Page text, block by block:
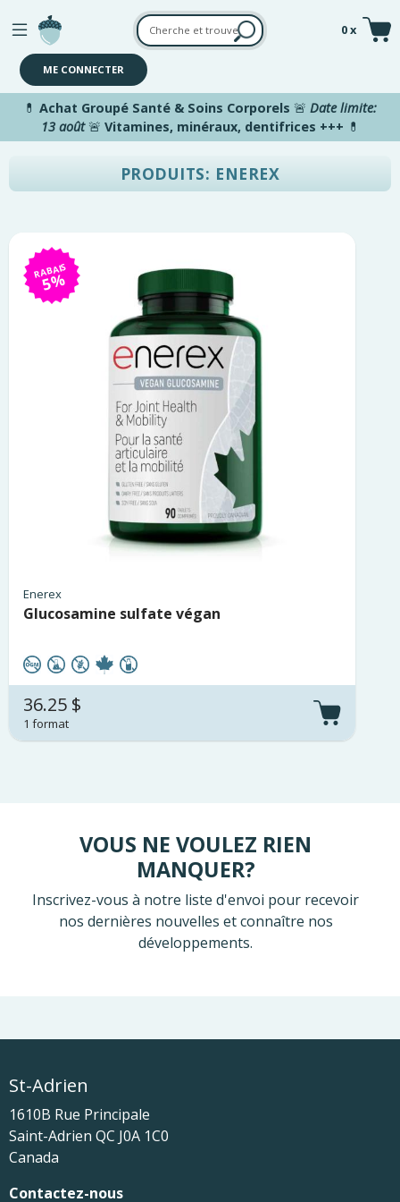
Aller au contenu principal
0 x
ME CONNECTER
💊 Achat Groupé Santé & Soins Corporels 🚨 Date limite:
13 août🚨 Vitamines, minéraux, dentifrices +++ 💊
PRODUITS: ENEREX
RABAIS
5%
Enerex
Glucosamine sulfate végan
36.25 $
1 format
VOUS NE VOULEZ RIEN
MANQUER?
Inscrivez-vous à notre liste d'envoi pour recevoir
nos dernières nouvelles et connaître nos
développements.
St-Adrien
1610B Rue Principale
Saint-Adrien QC J0A 1C0
Canada
Contactez-nous